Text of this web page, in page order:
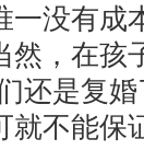
一没有成
然，在孩
还是复
就不能保